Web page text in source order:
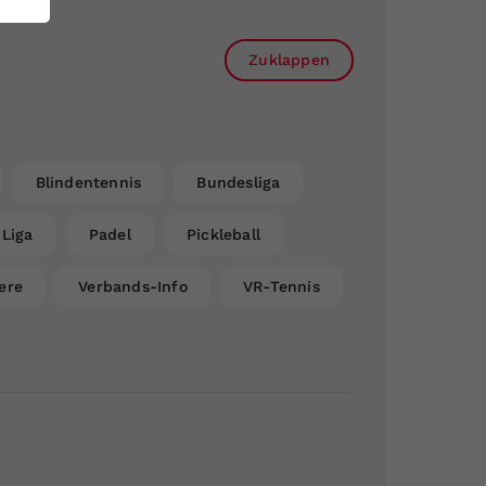
Zuklappen
Blindentennis Bundesliga
Liga Padel Pickleball
Verbands-Info VR-Tennis